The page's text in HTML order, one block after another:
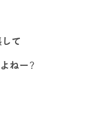
て
ねー?